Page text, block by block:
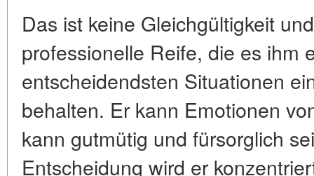
Das ist keine Gleichgültigkeit
professionelle Reife, die es ihm
entscheidendsten Situationen
behalten. Er kann Emotionen
kann gutmütig und fürsorglich
Entscheidung wird er